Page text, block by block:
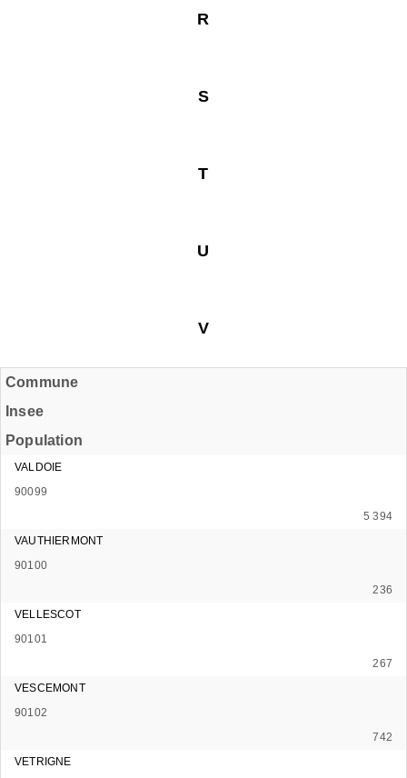
R
S
T
U
V
Commune
Insee
Population
VALDOIE
90099
5 394
VAUTHIERMONT
90100
236
VELLESCOT
90101
267
VESCEMONT
90102
742
VETRIGNE